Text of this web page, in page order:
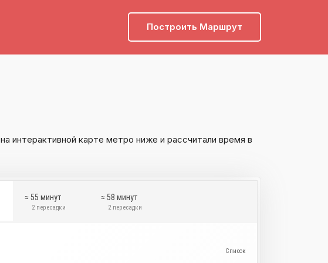
Построить Маршрут
на интерактивной карте метро ниже и рассчитали время в
≈ 55 минут
2 пересадки
≈ 58 минут
2 пересадки